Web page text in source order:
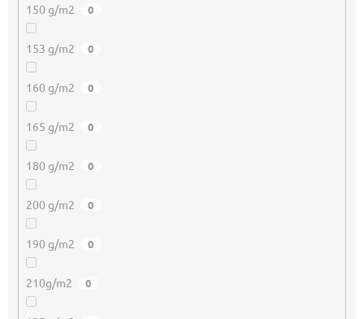
150 g/m2 0
153 g/m2 0
160 g/m2 0
165 g/m2 0
180 g/m2 0
200 g/m2 0
190 g/m2 0
210g/m2 0